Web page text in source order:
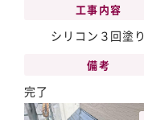
工事内容
シリコン３回塗り
備考
完了